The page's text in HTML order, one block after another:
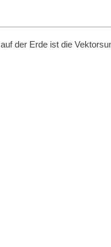
auf der Erde ist die